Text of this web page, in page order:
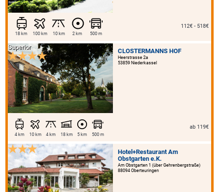
18 km 100 km 10 km 2 km 500 m
112€ - 518€
CLOSTERMANNS HOF
Heerstrasse 2a
53859 Niederkassel
Superior
4 km 10 km 4 km 18 km 5 km 500 m
ab 119€
Hotel+Restaurant Am
Obstgarten e.K.
Am Obstgarten 1 (über Gehrenbergstraße)
88094 Oberteuringen